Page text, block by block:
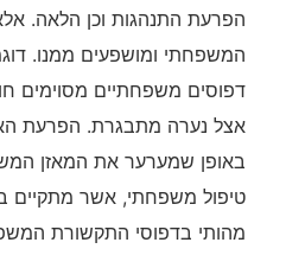
הפרעת התנהגות וכן הלאה.
המשפחתי ומושפעים ממנו.
דפוסים משפחתיים מסוימים
אצל נערה מתבגרת. הפרעת
באופן שמערער את המאזן
טיפול משפחתי, אשר מתקיים
מהותי בדפוסי התקשורת